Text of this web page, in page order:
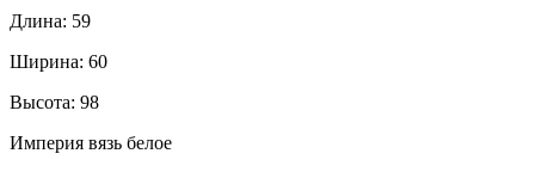
Длина: 59
Ширина: 60
Высота: 98
Империя вязь белое